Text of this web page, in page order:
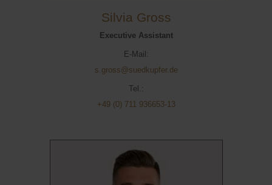
Silvia Gross
Executive Assistant
E-Mail:
s.gross@suedkupfer.de
Tel.:
+49 (0) 711 936653-13